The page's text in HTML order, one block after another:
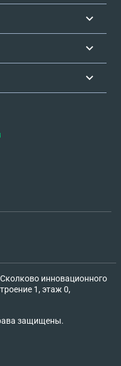
инновационного
1, этаж 0,
защищены.